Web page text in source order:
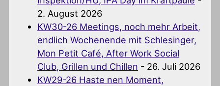
2. August 2026
KW30-26 Meetings, noch mehr Arbeit,
endlich Wochenende mit Schlesinger,
Mon Petit Café, After Work Social
Club, Grillen und Chillen - 26. Juli 2026
KW29-26 Haste nen Moment,